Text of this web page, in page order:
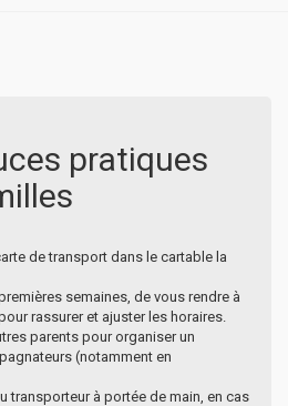
pratiques
de transport dans le cartable la
semaines, de vous rendre à
rassurer et ajuster les horaires.
parents pour organiser un
(notamment en
transporteur à portée de main, en cas